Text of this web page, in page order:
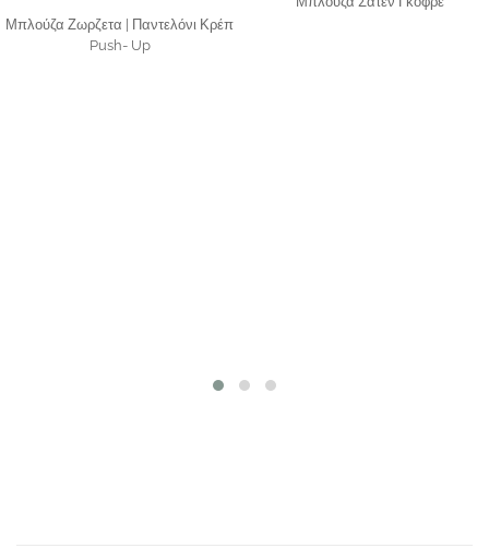
Μπλούζα Ζωρζετα | Παντελόνι Κρέπ
Push- Up